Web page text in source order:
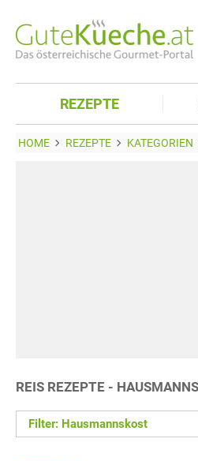
REZEPTE
HOME REZEPTE KATEGORIEN
REIS REZEPTE -
Filter: Hausmannskost